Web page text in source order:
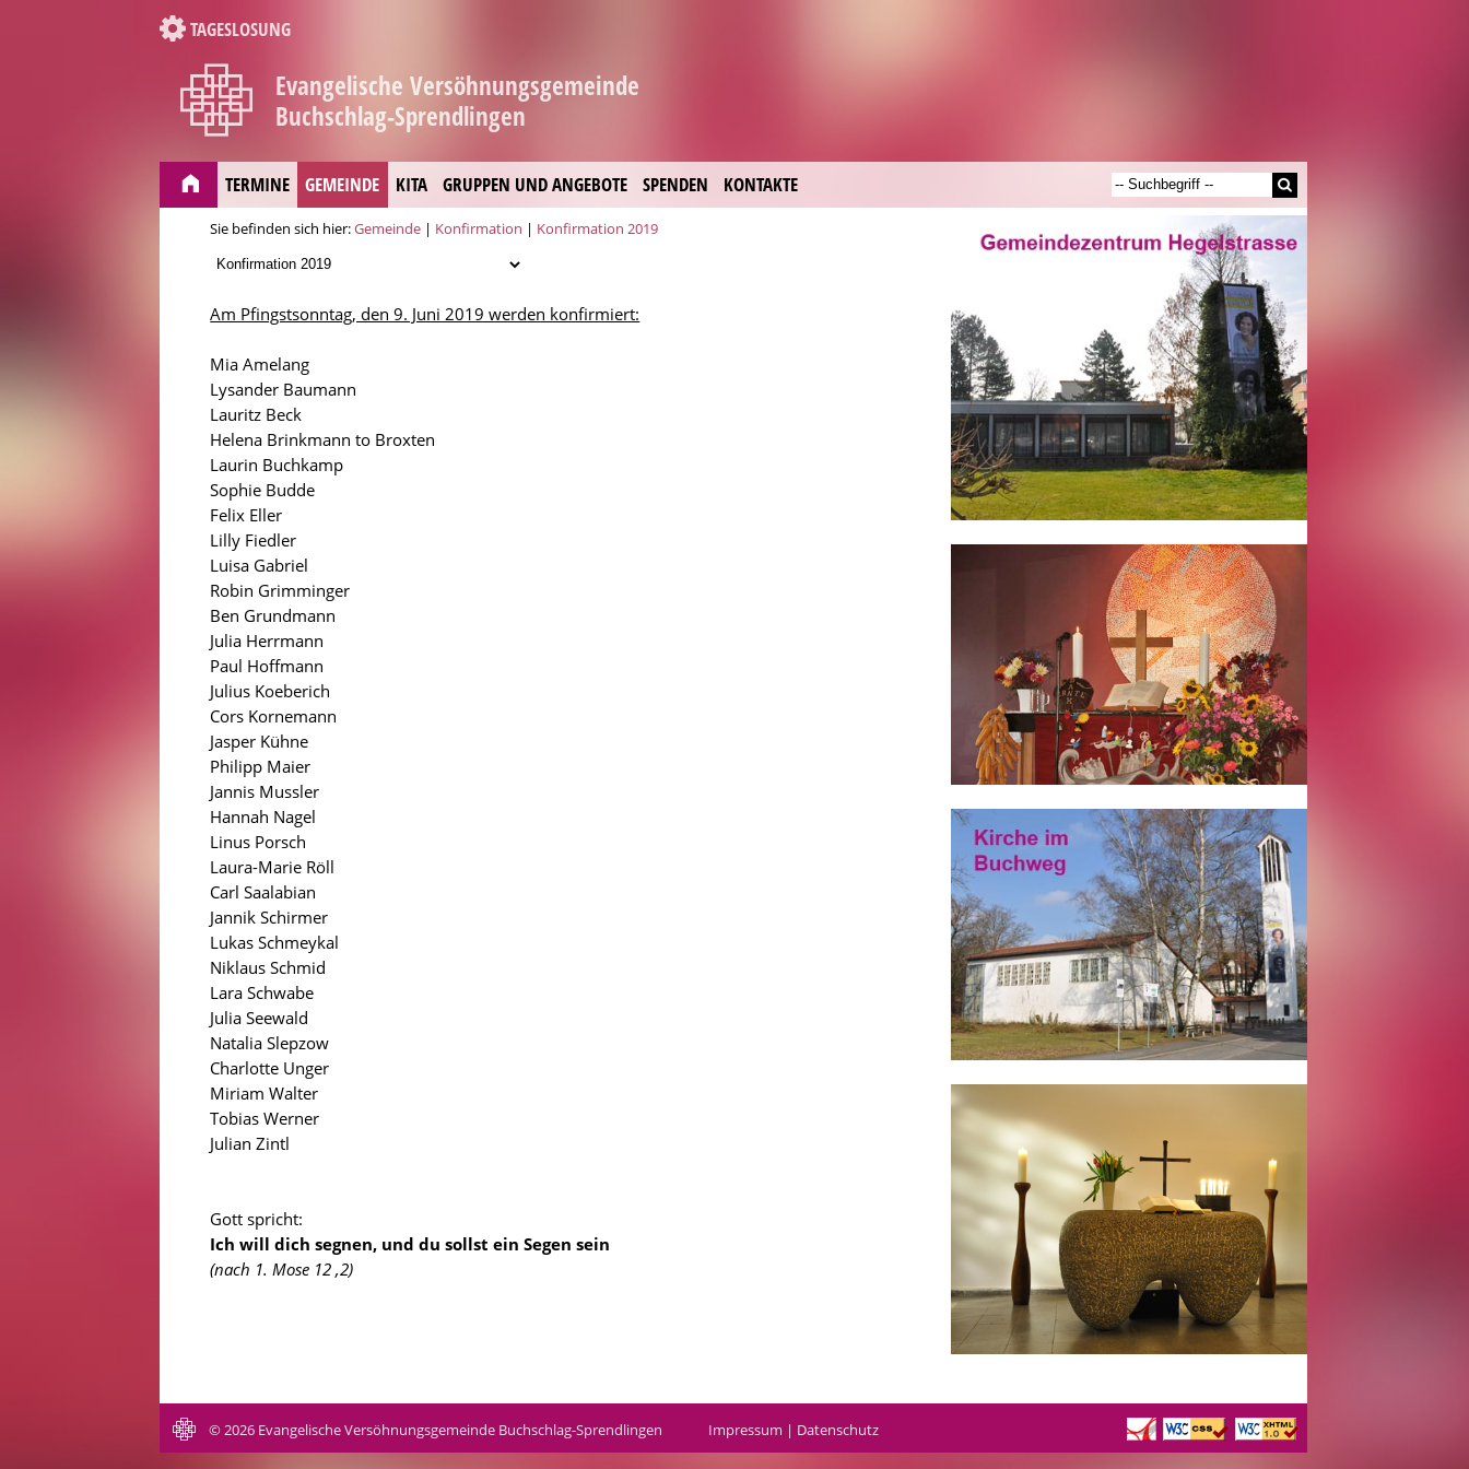
TAGESLOSUNG
Evangelische Versöhnungsgemeinde
Buchschlag-Sprendlingen
TERMINE GEMEINDE KITA GRUPPEN UND ANGEBOTE SPENDEN KONTAKTE
Sie befinden sich hier:Gemeinde | Konfirmation | Konfirmation 2019
Am Pfingstsonntag, den 9. Juni 2019 werden konfirmiert:
Mia Amelang
Lysander Baumann
Lauritz Beck
Helena Brinkmann to Broxten
Laurin Buchkamp
Sophie Budde
Felix Eller
Lilly Fiedler
Luisa Gabriel
Robin Grimminger
Ben Grundmann
Julia Herrmann
Paul Hoffmann
Julius Koeberich
Cors Kornemann
Jasper Kühne
Philipp Maier
Jannis Mussler
Hannah Nagel
Linus Porsch
Laura-Marie Röll
Carl Saalabian
Jannik Schirmer
Lukas Schmeykal
Niklaus Schmid
Lara Schwabe
Julia Seewald
Natalia Slepzow
Charlotte Unger
Miriam Walter
Tobias Werner
Julian Zintl
Gott spricht:
Ich will dich segnen, und du sollst ein Segen sein
(nach 1. Mose 12 ,2)
© 2026 Evangelische Versöhnungsgemeinde Buchschlag-Sprendlingen Impressum | Datenschutz